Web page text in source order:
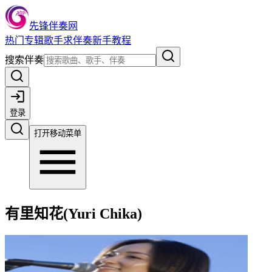
先锋伴奏网
热门 专辑歌手求伴奏新手教程
搜索伴奏
登录
打开移动菜单
有里知花(Yuri Chika)